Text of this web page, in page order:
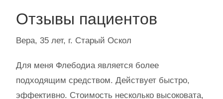
Отзывы пациентов
Вера, 35 лет, г. Старый Оскол
Для меня Флебодиа является более
подходящим средством. Действует быстро,
эффективно. Стоимость несколько высоковата,